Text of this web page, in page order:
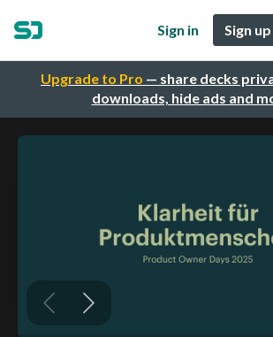
Upgrade to Pro — share decks
downloads, hide ads and
Sign in Sign